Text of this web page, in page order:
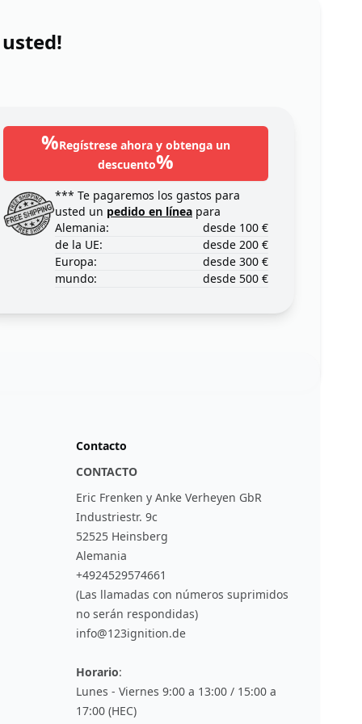
%Regístrese ahora y obtenga un
descuento%
*** Te pagaremos los gastos para
usted un pedido en línea para
Alemania:
desde 100 €
de la UE:
desde 200 €
Europa:
desde 300 €
mundo:
desde 500 €
Contacto
CONTACTO
Eric Frenken y Anke Verheyen GbR
Industriestr. 9c
52525 Heinsberg
Alemania
+4924529574661
(Las llamadas con números suprimidos
no serán respondidas)
info@123ignition.de
Horario:
Lunes - Viernes 9:00 a 13:00 / 15:00 a
17:00 (HEC)